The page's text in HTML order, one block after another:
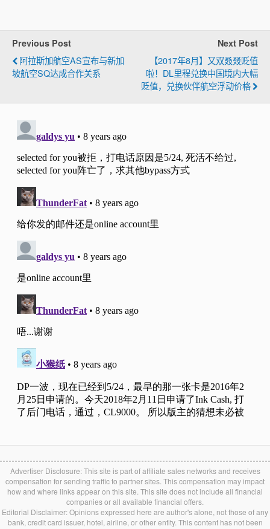
Previous Post
阿拉斯加航空AS宣布与新加
坡航空SQ达成合作关系
Next Post
【2017年8月】又双叒叕贬值
啦！DL里程兑换中国境内大幅
贬值，兑换伙伴航空浮动价格
Advertiser Disclosure: This site is part of affiliate sales networks and receives
compensation for sending traffic to partner sites. This compensation may impact
how and where links appear on this site. This site does not include all financial
companies or all available financial offers.
Editorial Disclaimer: Opinions expressed here are author's alone, not those of any
bank, credit card issuer, hotel, airline, or other entity. This content has not been